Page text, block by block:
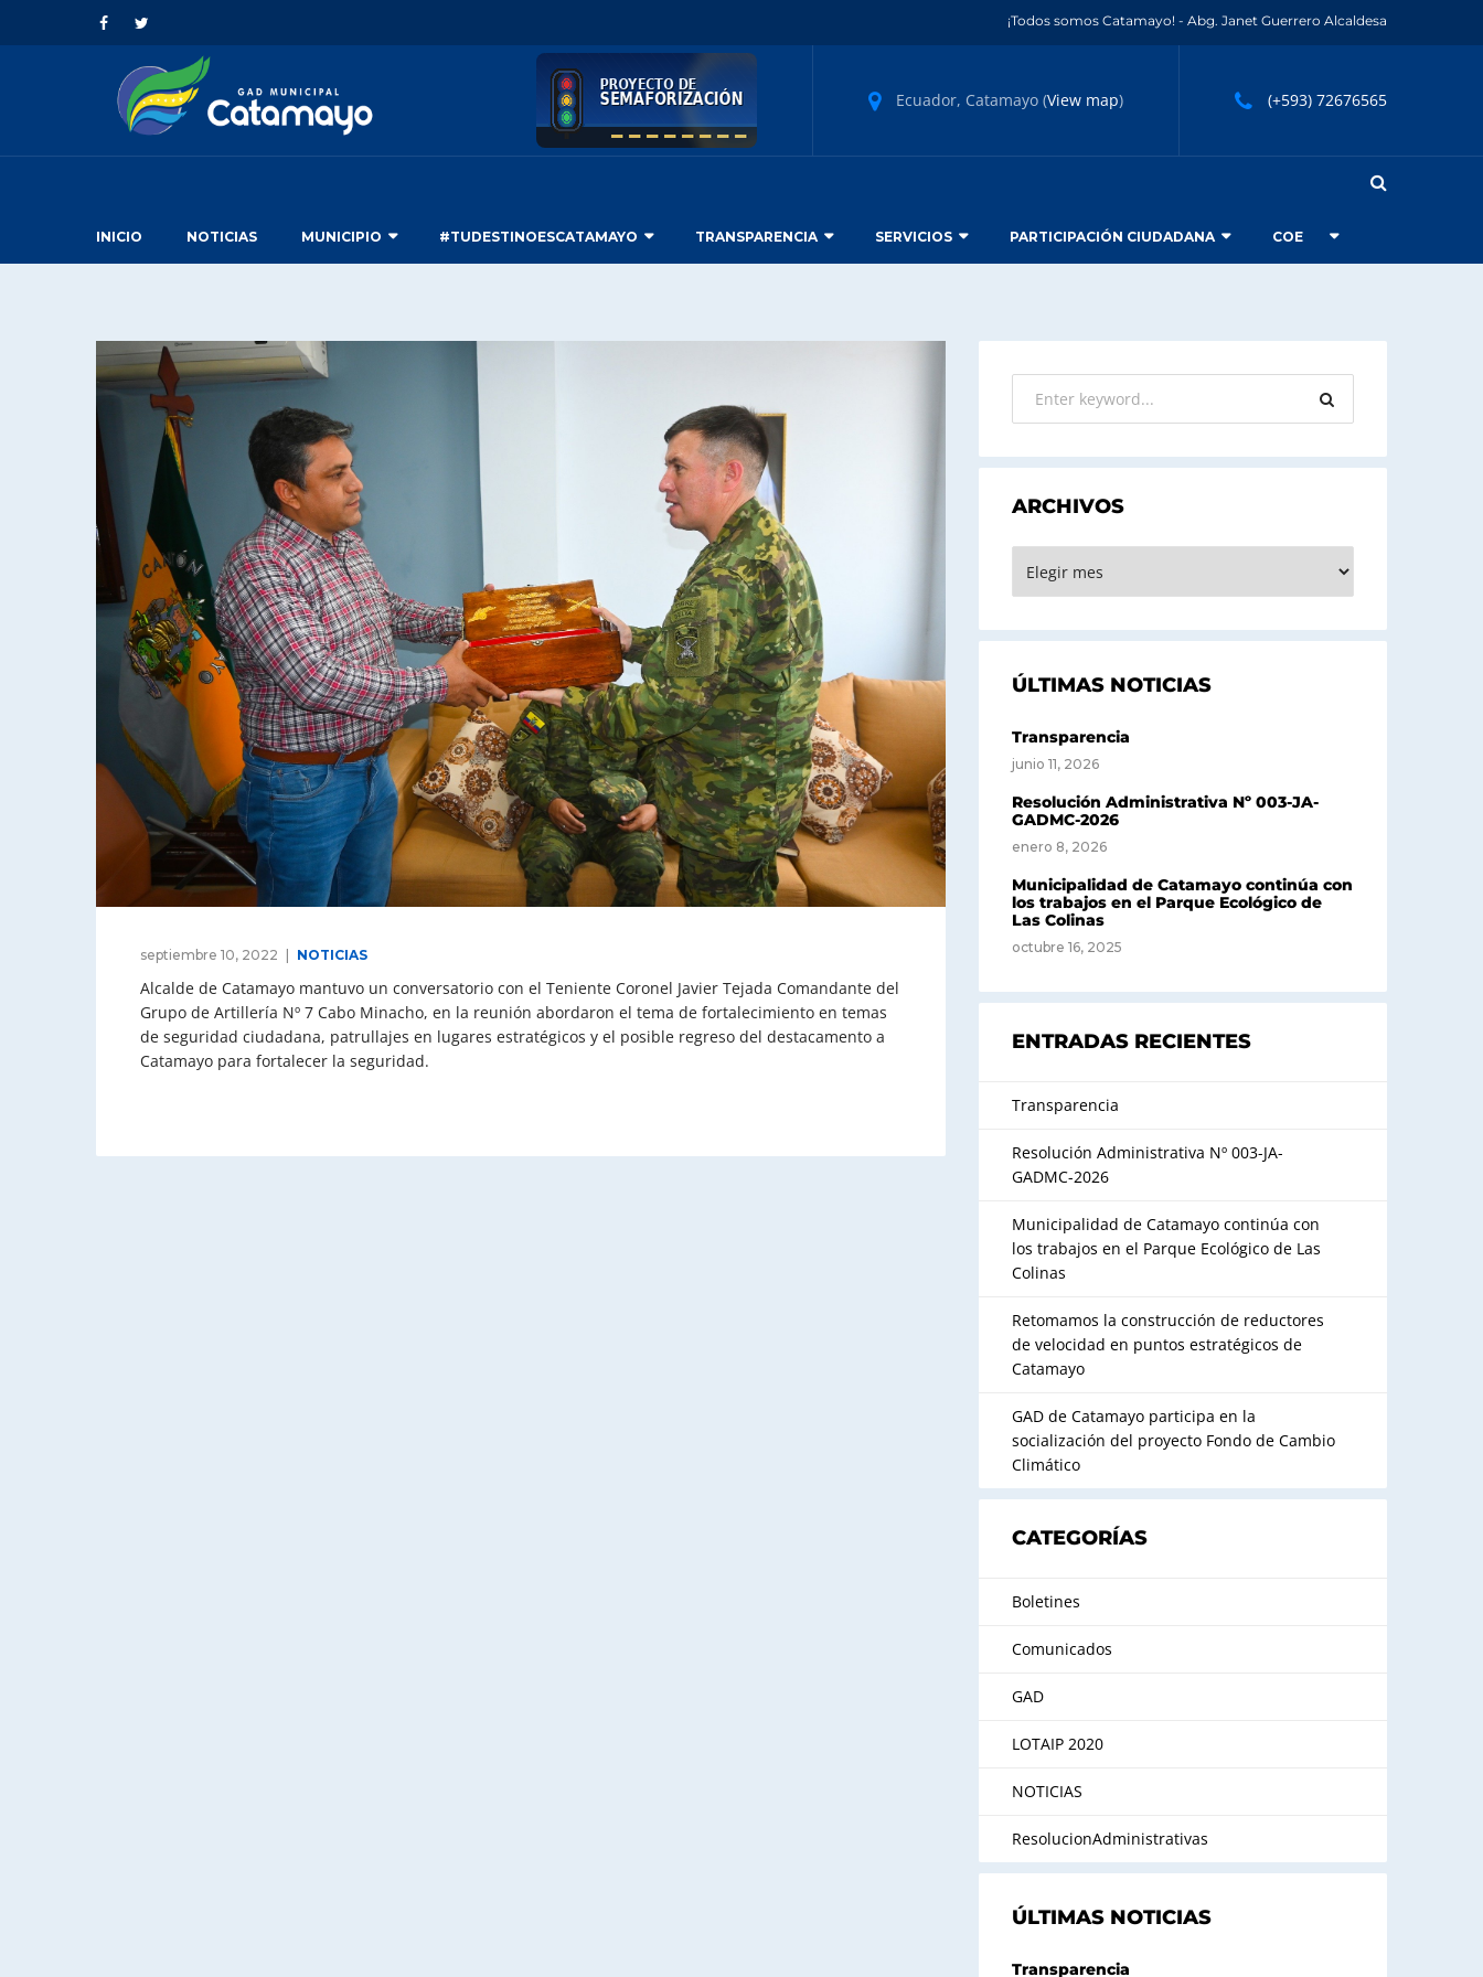
¡Todos somos Catamayo! - Abg. Janet Guerrero Alcaldesa
Ecuador, Catamayo (View map) (+593) 72676565
INICIO NOTICIAS MUNICIPIO #TUDESTINOESCATAMAYO TRANSPARENCIA SERVICIOS PARTICIPACIÓN CIUDADANA COE
septiembre 10, 2022 NOTICIAS
Alcalde de Catamayo mantuvo un conversatorio con el Teniente Coronel Javier Tejada Comandante del
Grupo de Artillería Nº 7 Cabo Minacho, en la reunión abordaron el tema de fortalecimiento en temas
de seguridad ciudadana, patrullajes en lugares estratégicos y el posible regreso del destacamento a
Catamayo para fortalecer la seguridad.
ARCHIVOS
ÚLTIMAS NOTICIAS
Transparencia
junio 11, 2026
Resolución Administrativa Nº 003-JA-
GADMC-2026
enero 8, 2026
Municipalidad de Catamayo continúa con
los trabajos en el Parque Ecológico de
Las Colinas
octubre 16, 2025
ENTRADAS RECIENTES
Transparencia
Resolución Administrativa Nº 003-JA-
GADMC-2026
Municipalidad de Catamayo continúa con
los trabajos en el Parque Ecológico de Las
Colinas
Retomamos la construcción de reductores
de velocidad en puntos estratégicos de
Catamayo
GAD de Catamayo participa en la
socialización del proyecto Fondo de Cambio
Climático
CATEGORÍAS
Boletines
Comunicados
GAD
LOTAIP 2020
NOTICIAS
ResolucionAdministrativas
ÚLTIMAS NOTICIAS
Transparencia